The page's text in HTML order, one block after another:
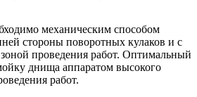
механическим способом
стороны поворотных кулаков и с
проведения работ. Оптимальный
днища аппаратом высокого
работ.